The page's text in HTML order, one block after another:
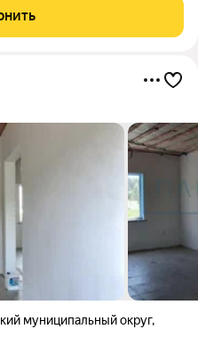
дом на своём
муниципальный округ,